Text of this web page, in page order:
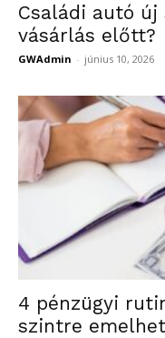
Családi autó
vásárlás előtt?
GWAdmin - június 10, 2026
4 pénzügyi
szintre